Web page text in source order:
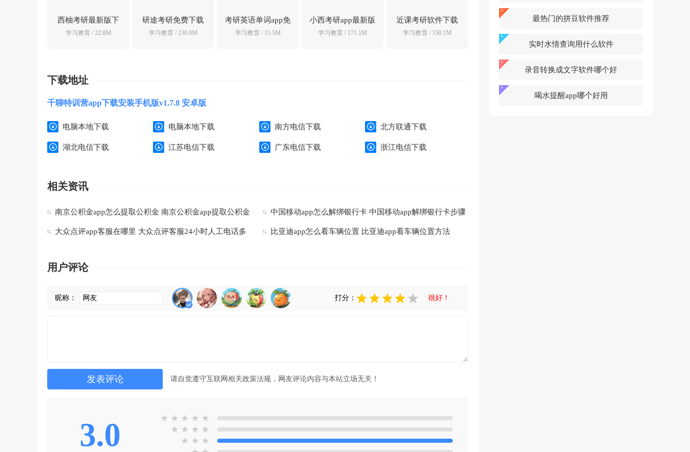
西柚考研最新版下
载v3.7.6 安卓版
学习教育/ 22.8M
研途考研免费下载
手机版v6.7.1 官方
学习教育/ 236.0M
考研英语单词app免
费版v12.4.5 手机版
学习教育/ 15.5M
小西考研app最新版
v7.4.1 官方正版
学习教育/ 171.1M
近课考研软件下载
安装安卓版本
学习教育/ 150.1M
下载地址
千聊特训营app下载安装手机版v1.7.8 安卓版
电脑本地下载 电脑本地下载 南方电信下载 北方联通下载
湖北电信下载 江苏电信下载 广东电信下载 浙江电信下载
相关资讯
南京公积金app怎么提取公积金 南京公积金app提取公积金
步骤
中国移动app怎么解绑银行卡 中国移动app解绑银行卡步骤
大众点评app客服在哪里 大众点评客服24小时人工电话多
比亚迪app怎么看车辆位置 比亚迪app看车辆位置方法
用户评论
昵称： 打分： 很好！
请自觉遵守互联网相关政策法规，网友评论内容与本站立场无关！
3.0 ★ ★ ★ ★ ★
★ ★ ★ ★
★ ★ ★
最热门的拼豆软件推荐
实时水情查询用什么软件
录音转换成文字软件哪个好
喝水提醒app哪个好用